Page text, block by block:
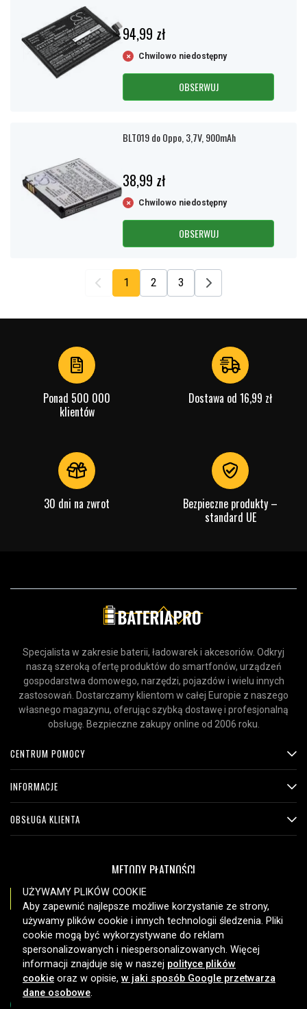
94,99 zł
Chwilowo niedostępny
OBSERWUJ
BLT019 do Oppo, 3,7V, 900mAh
38,99 zł
Chwilowo niedostępny
OBSERWUJ
1 2 3
Ponad 500 000
klientów
Dostawa od 16,99 zł
30 dni na zwrot
Bezpieczne produkty –
standard UE
Specjalista w zakresie baterii, ładowarek i akcesoriów. Odkryj
naszą szeroką ofertę produktów do smartfonów, urządzeń
gospodarstwa domowego, narzędzi, pojazdów i wielu innych
zastosowań. Dostarczamy klientom w całej Europie z naszego
własnego magazynu, oferując szybką dostawę i profesjonalną
obsługę. Bezpieczne zakupy online od 2006 roku.
CENTRUM POMOCY
INFORMACJE
OBSŁUGA KLIENTA
METODY PŁATNOŚCI
OPCJE DOSTAWY
UŻYWAMY PLIKÓW COOKIE
Aby zapewnić najlepsze możliwe korzystanie ze strony,
używamy plików cookie i innych technologii śledzenia. Pliki
cookie mogą być wykorzystywane do reklam
spersonalizowanych i niespersonalizowanych. Więcej
informacji znajduje się w naszej polityce plików
cookie oraz w opisie, w jaki sposób Google przetwarza
dane osobowe.